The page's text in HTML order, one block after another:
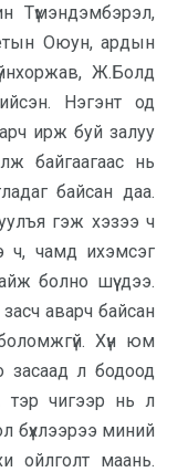
Түмэн­дэм­бэрэл,
Оюун, ардын
Ж.Болд
Нэгэнт од
ирж буй залуу
байгаагаас нь
байсан даа.
гэж хэзээ ч
ч, чамд ихэмсэг
болно шүү дээ.
аварч байсан
Хүн юм
засаад л бодоод
тэр чигээр нь л
бүхлээрээ миний
ойлголт маань.